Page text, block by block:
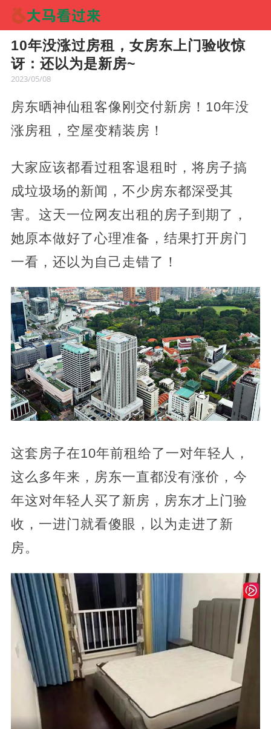
10年没涨过房租，女房东上门验收惊
讶：还以为是新房~
2023/05/08
房东晒神仙租客像刚交付新房！10年没
涨房租，空屋变精装房！
大家应该都看过租客退租时，将房子搞
成垃圾场的新闻，不少房东都深受其
害。这天一位网友出租的房子到期了，
她原本做好了心理准备，结果打开房门
一看，还以为自己走错了！
这套房子在10年前租给了一对年轻人，
这么多年来，房东一直都没有涨价，今
年这对年轻人买了新房，房东才上门验
收，一进门就看傻眼，以为走进了新
房。